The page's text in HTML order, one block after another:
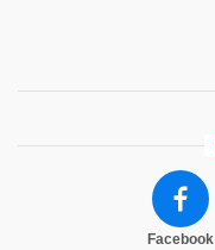
Facebook